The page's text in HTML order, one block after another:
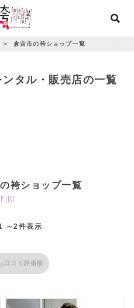
＞ 倉吉市の袴ショップ一覧
タル・販売店の一覧
袴ショップ一覧
list
～2件表示
口コミ評価順